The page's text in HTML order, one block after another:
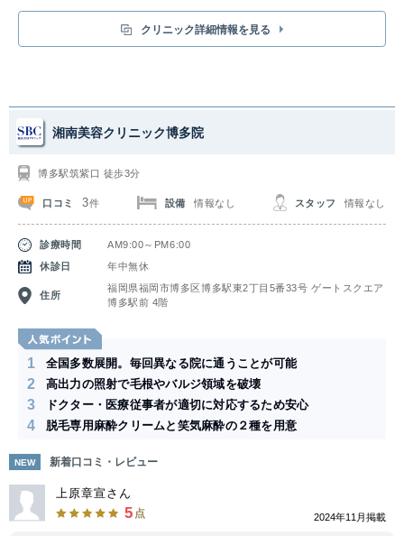
ため安心です。どちらが適しているかは、カウンセリング等で相談してみま
ザー機器では見られない特殊構造です。パルス幅が選択できることにより、
毛の太さ、痛み、肌の色に合わせて対応でき、またその選択性のあるパルス
幅と高いエネルギーを出力することで、男性のヒゲから女性のうぶ毛まで、
上、皮膚の色にかかわらず、また毛の太さにかかわらず脱毛をすることが可
そしてexcel HRレーザー脱毛は、メラニンへの吸光率の高い755nm（アレ
ーザー）の2種類の波長を搭載した高性能脱毛治療器です。毛のメラニン色
素に選択的に吸収される波長を使用するため、男性の密集した濃いヒゲから
産毛までの幅広い脱毛が可能です。冷却効率の優れたコンタクトクーリング
システムを採用し、クーリングで表皮を保護し痛みの少ないレーザーです。
またスポットサイズも選択可能なため、素早い脱毛ができます。
クリニック詳細情報を見る
湘南美容クリニック博多院
博多駅筑紫口 徒歩3分
口コミ 3件 設備 情報なし スタッフ 情報なし
診療時間
AM9:00～PM6:00
休診日
年中無休
住所
福岡県福岡市博多区博多駅東2丁目5番33号 ゲートスクエア
博多駅前 4階
1 全国多数展開。毎回異なる院に通うことが可能
2 高出力の照射で毛根やバルジ領域を破壊
3 ドクター・医療従事者が適切に対応するため安心
4 脱毛専用麻酔クリームと笑気麻酔の２種を用意
NEW 新着口コミ・レビュー
上原章宣さん
5 点 2024年11月掲載